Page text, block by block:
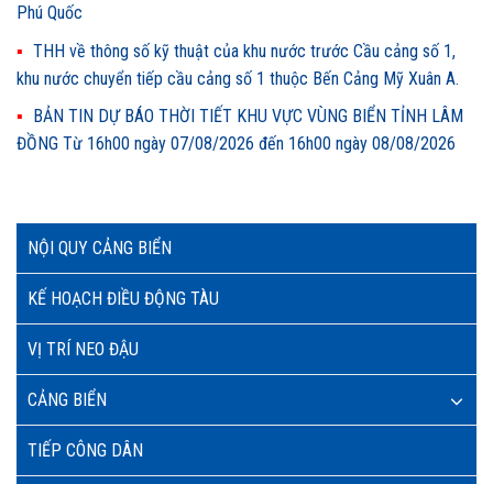
NỘI QUY CẢNG BIỂN
KẾ HOẠCH ĐIỀU ĐỘNG TÀU
VỊ TRÍ NEO ĐẬU
CẢNG BIỂN
TIẾP CÔNG DÂN
Phú Quốc
THH về thông số kỹ thuật của khu nước trước Cầu cảng số 1,
khu nước chuyển tiếp cầu cảng số 1 thuộc Bến Cảng Mỹ Xuân A.
BẢN TIN DỰ BÁO THỜI TIẾT KHU VỰC VÙNG BIỂN TỈNH LÂM
ĐỒNG Từ 16h00 ngày 07/08/2026 đến 16h00 ngày 08/08/2026